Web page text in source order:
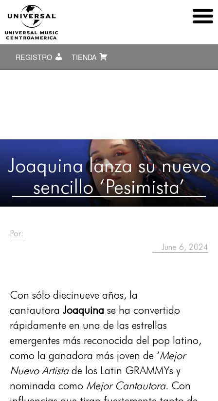
REGISTRO TIENDA
Joaquina lanza su nuevo
sencillo ‘Pesimista’
Por:
June 6, 2024
Con sólo diecinueve años, la
cantautora Joaquina se ha convertido
rápidamente en una de las estrellas
emergentes más reconocida del pop latino,
como la ganadora más joven de ‘Mejor
Nuevo Artistade los Latin GRAMMYs y
nominada como Mejor Cantautora. Con